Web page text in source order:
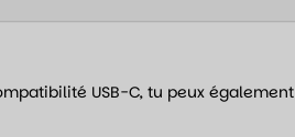
USB-C, tu peux également